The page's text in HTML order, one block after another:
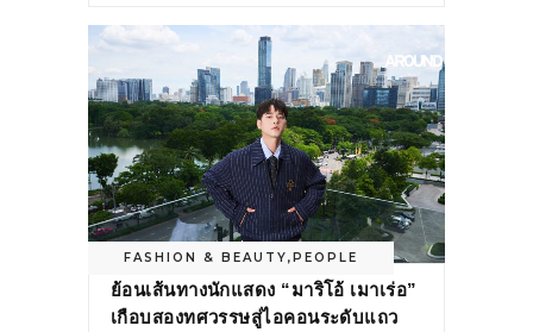
FASHION & BEAUTY,PEOPLE
ย้อนเส้นทางนักแสดง “มาริโอ้ เมาเร่อ”
เกือบสองทศวรรษสู่ไอคอนระดับแถว